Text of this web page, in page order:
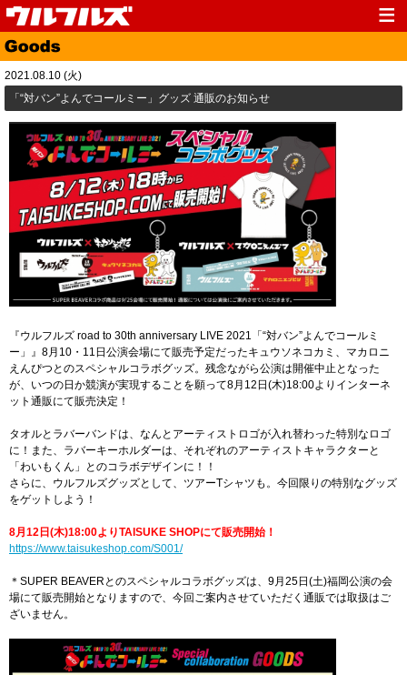
Top
Media Live
Profile Discography
Fanclub Goods
Link
2021.08.10 (火)
「“対バン”よんでコールミー」グッズ 通販のお知らせ
『ウルフルズ road to 30th anniversary LIVE 2021「“対バン”よんでコールミ
ー」』8月10・11日公演会場にて販売予定だったキュウソネコカミ、マカロニ
えんぴつとのスペシャルコラボグッズ。残念ながら公演は開催中止となった
が、いつの日か競演が実現することを願って8月12日(木)18:00よりインターネ
ット通販にて販売決定！
タオルとラバーバンドは、なんとアーティストロゴが入れ替わった特別なロゴ
に！また、ラバーキーホルダーは、それぞれのアーティストキャラクターと
「わいもくん」とのコラボデザインに！！
さらに、ウルフルズグッズとして、ツアーTシャツも。今回限りの特別なグッズ
をゲットしよう！
8月12日(木)18:00よりTAISUKE SHOPにて販売開始！
https://www.taisukeshop.com/S001/
＊SUPER BEAVERとのスペシャルコラボグッズは、9月25日(土)福岡公演の会
場にて販売開始となりますので、今回ご案内させていただく通販では取扱はご
ざいません。